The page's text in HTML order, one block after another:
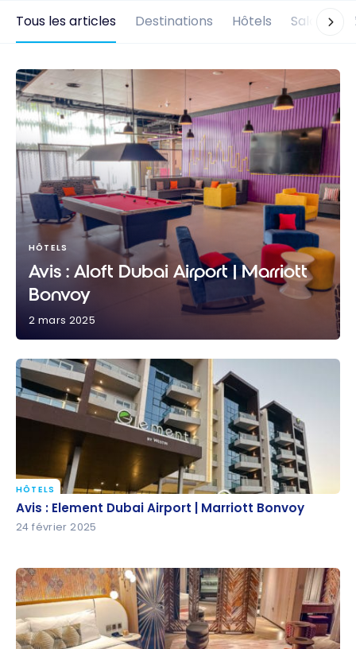
Tous les articles Destinations Hôtels Salons
HÔTELS
Avis : Aloft Dubai Airport | Marriott
Bonvoy
2 mars 2025
Avis : Element Dubai Airport | Marriott Bonvoy
HÔTELS
Avis : Element Dubai Airport | Marriott Bonvoy
24 février 2025